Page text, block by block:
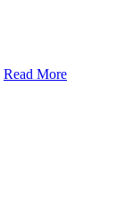
Read More